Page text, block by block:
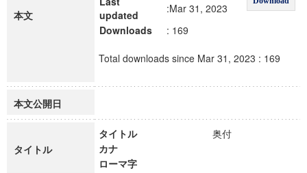
本文
updated
:Mar 31, 2023
Downloads
: 169
Total downloads since Mar 31, 2023 : 169
本文公開日
タイトル
タイトル
奥付
カナ
ローマ字